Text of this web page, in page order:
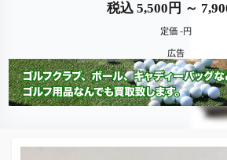
税込 5,500円 ～
定価 -円
広告